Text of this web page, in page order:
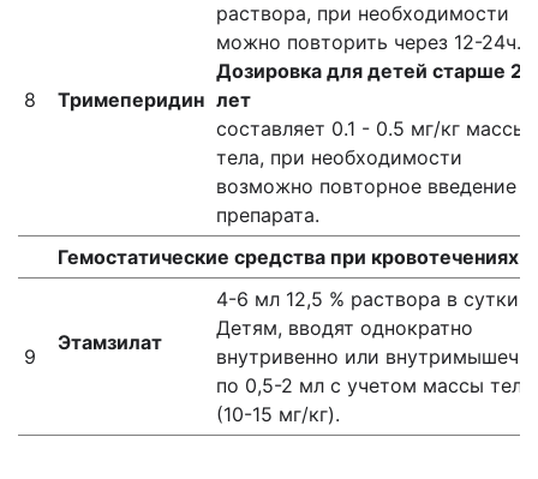
8 Тримеперидин
раствора, при необходимости
можно повторить через 12-24ч.
Дозировка для детей старше 2х
лет
составляет 0.1 - 0.5 мг/кг массы
тела, при необходимости
возможно повторное введение
препарата.
Гемостатические средства при кровотечениях
9
Этамзилат
4-6 мл 12,5 % раствора в сутки.
Детям, вводят однократно
внутривенно или
по 0,5-2 мл с учетом массы тела
(10-15 мг/кг).